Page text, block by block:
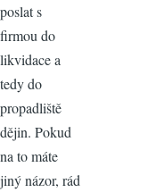
poslat s
firmou do
likvidace a
tedy do
propadliště
dějin. Pokud
na to máte
jiný názor, rád